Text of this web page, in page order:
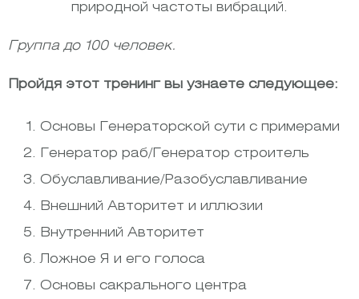
природной частоты вибраций.
Группа до 100 человек.
Пройдя этот тренинг вы узнаете следующее:
Основы Генераторской сути с примерами
Генератор раб/Генератор строитель
Обуславливание/Разобуславливание
Внешний Авторитет и иллюзии
Внутренний Авторитет
Ложное Я и его голоса
Основы сакрального центра